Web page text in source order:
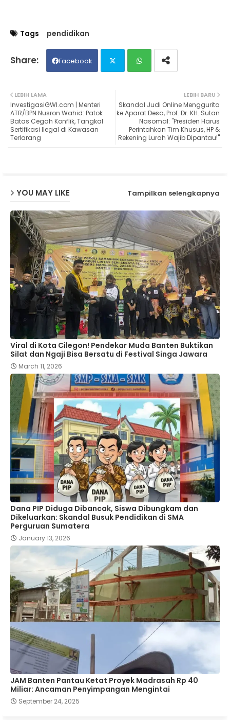
Tags pendidikan
Facebook
ats
ap
LEBIH BARU
Skandal Judi Online Menggurita
ke Aparat Desa, Prof. Dr. KH. Sutan
Nasomal: "Presiden Harus
Perintahkan Tim Khusus, HP &
Rekening Lurah Wajib Dipantau!"
LEBIH LAMA
InvestigasiGWI.com | Menteri
ATR/BPN Nusron Wahid: Patok
Batas Cegah Konflik, Tangkal
Sertifikasi Ilegal di Kawasan
Terlarang
YOU MAY LIKE Tampilkan selengkapnya
Viral di Kota Cilegon! Pendekar Muda Banten Buktikan
Silat dan Ngaji Bisa Bersatu di Festival Singa Jawara
March 11, 2026
Dana PIP Diduga Dibancak, Siswa Dibungkam dan
Dikeluarkan: Skandal Busuk Pendidikan di SMA
Perguruan Sumatera
January 13, 2026
JAM Banten Pantau Ketat Proyek Madrasah Rp 40
Miliar: Ancaman Penyimpangan Mengintai
September 24, 2025